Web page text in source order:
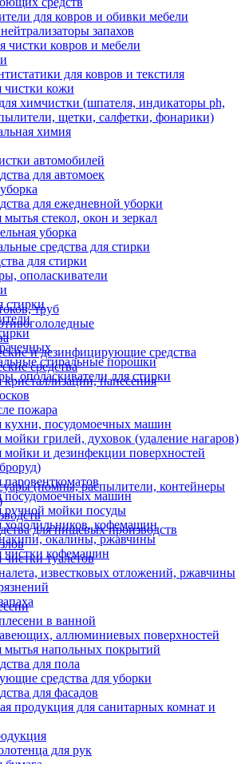
для ковров и обивки мебели
запахов
ковров и мебели
для ковров и текстиля
чистки кожи
химчистки (шпателя, индикаторы ph,
щетки, салфетки, фонарики)
химия
автомобилей
для автомоек
для ежедневной уборки
мытья стекол, окон и зеркал
уборка
средства для стирки
для стирки
ополаскиватели
стирки
стиральные порошки
ополаскиватели для стирки
труб
и дезинфицирующие средства
средства
кристаллизации, нанесения
пожара
кухни, посудомоечных машин
мойки грилей, духовок (удаление нагаров)
мойки и дезинфекции поверхностей
паровенткоматов
посудомоечных машин
ручной мойки посуды
холодильников, кофемашин
окалины, ржавчины
чистки кофемашин
(помпы, распылители, контейнеры
для пищевых производств
чистки туалетов
известковых отложений, ржавчины
в ванной
аллюминиевых поверхностей
мытья напольных покрытий
для пола
средства для уборки
для фасадов
продукция для санитарных комнат и
для рук